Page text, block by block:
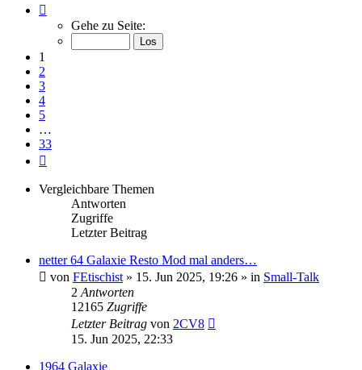
von
Gehe zu Seite:
1
2
3
4
5
…
33
Vergleichbare Themen
Antworten
Zugriffe
Letzter Beitrag
netter 64 Galaxie Resto Mod mal anders…
von FEtischist » 15. Jun 2025, 19:26 » in Small-Talk
2 Antworten
12165 Zugriffe
Letzter Beitrag von 2CV8
15. Jun 2025, 22:33
1964 Galaxie